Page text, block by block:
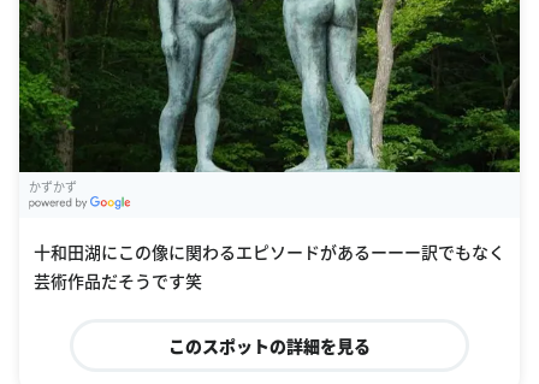
かずかず
十和田湖にこの像に関わるエピソードがあるーーー訳でもなく
芸術作品だそうです笑
このスポットの詳細を見る